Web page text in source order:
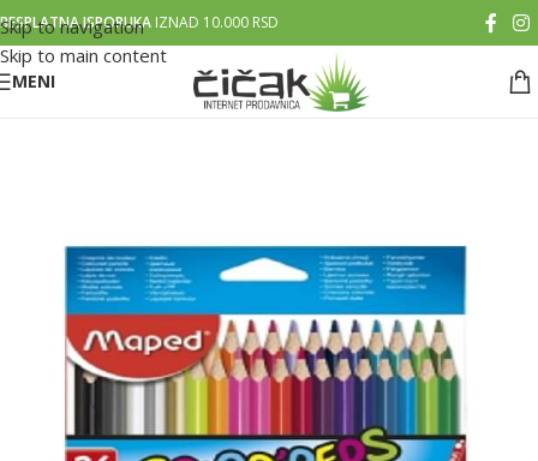
Skip to navigation
Skip to main content
BESPLATNA ISPORUKA IZNAD 10.000 RSD
MENI